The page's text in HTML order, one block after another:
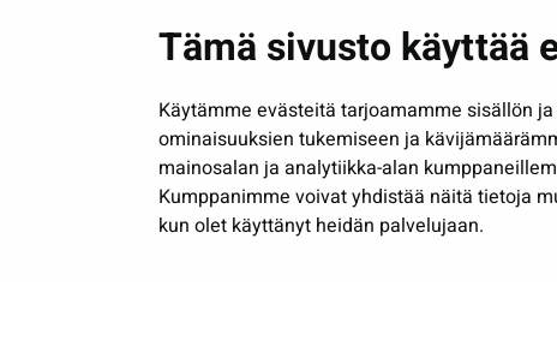
Tämä sivusto käyttää
Käytämme evästeitä tarjoamamme sisällön
ominaisuuksien tukemiseen ja
mainosalan ja analytiikka-alan
Kumppanimme voivat yhdistää näitä tietoja
kun olet käyttänyt heidän palvelujaan.
Tilaa uutiskirje